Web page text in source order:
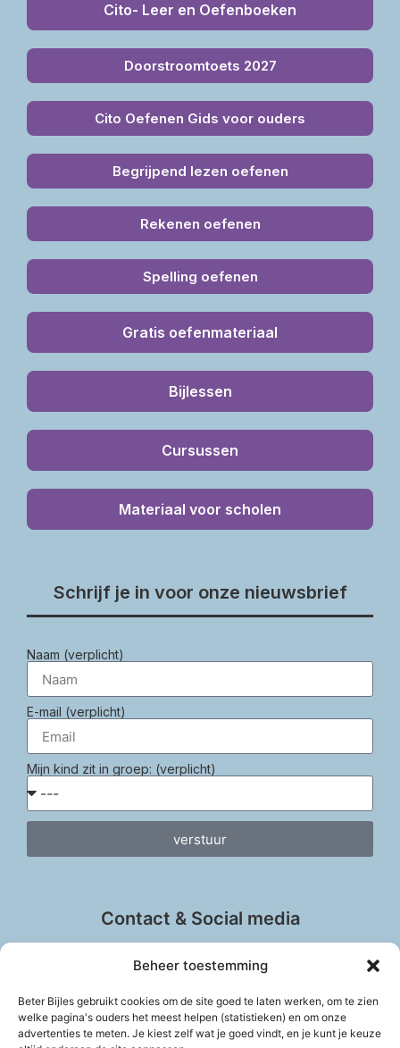
Beheer toestemming
Beter Bijles gebruikt cookies om de site goed te laten werken, om te zien
welke pagina's ouders het meest helpen (statistieken) en om onze
advertenties te meten. Je kiest zelf wat je goed vindt, en je kunt je keuze
Cito- Leer en Oefenboeken
Doorstroomtoets 2027
Cito Oefenen Gids voor ouders
Begrijpend lezen oefenen
Rekenen oefenen
Spelling oefenen
Gratis oefenmateriaal
Bijlessen
Cursussen
Materiaal voor scholen
Schrijf je in voor onze nieuwsbrief
Naam (verplicht)
E-mail (verplicht)
Mijn kind zit in groep: (verplicht)
verstuur
Contact & Social media
info@beter-bijles.nl
Vul het contactformulier in